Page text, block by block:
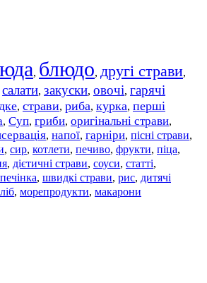
, блюдо, другі страви,
салати, закуски, овочі, гарячі
, страви, риба, курка, перші
, Суп, гриби, оригінальні страви,
, напої, гарніри, пісні страви,
, сир, котлети, печиво, фрукти, піца,
, дієтичні страви, соуси, статті,
печінка, швидкі страви, рис, дитячі
, морепродукти, макарони